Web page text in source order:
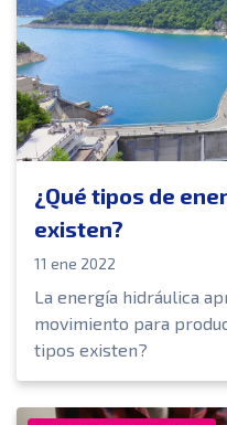
¿Qué tipos de
existen?
11 ene 2022
La energía hidráulica
movimiento para
tipos existen?